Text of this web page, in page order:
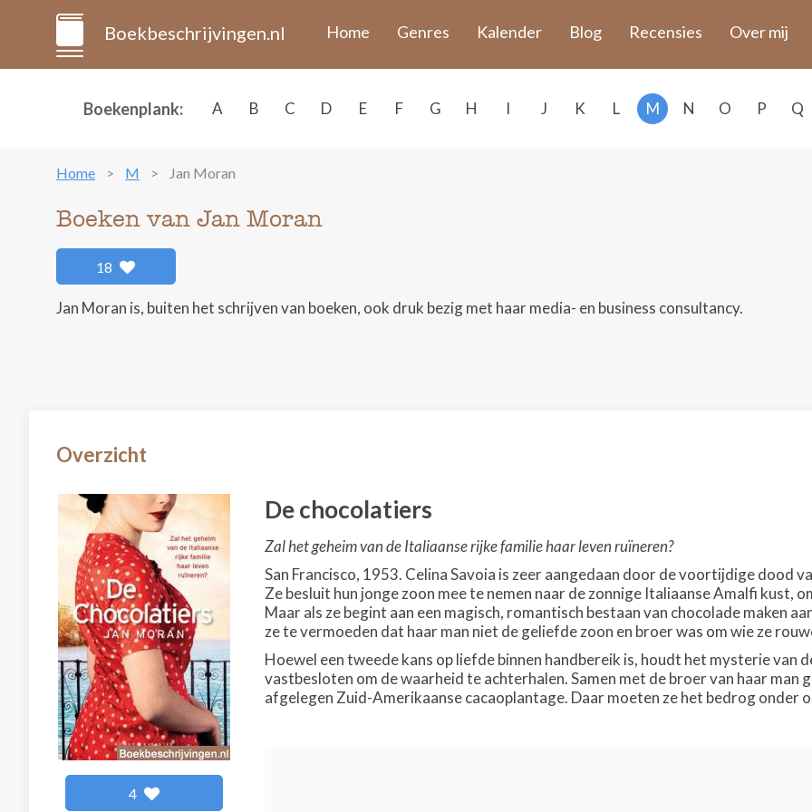
Boekbeschrijvingen.nl Home Genres Kalender Blog Recensies Over mij
Boekenplank: A B C D E F G H I J K L M N O P Q
Home M Jan Moran
Boeken van Jan Moran
18
Jan Moran is, buiten het schrijven van boeken, ook druk bezig met haar media- en business consultancy.
Overzicht
4
De chocolatiers
Zal het geheim van de Italiaanse rijke familie haar leven ruïneren?
San Francisco, 1953. Celina Savoia is zeer aangedaan door de voortijdige dood
Ze besluit hun jonge zoon mee te nemen naar de zonnige Italiaanse Amalfi kust,
Maar als ze begint aan een magisch, romantisch bestaan van chocolade maken
ze te vermoeden dat haar man niet de geliefde zoon en broer was om wie ze
Hoewel een tweede kans op liefde binnen handbereik is, houdt het mysterie van
vastbesloten om de waarheid te achterhalen. Samen met de broer van haar man
afgelegen Zuid-Amerikaanse cacaoplantage. Daar moeten ze het bedrog onder